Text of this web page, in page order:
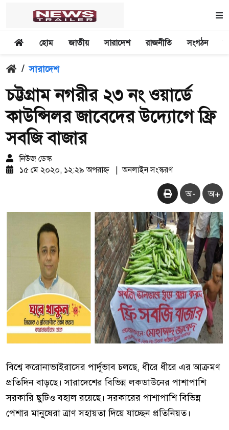
হোম জাতীয় সারাদেশ রাজনীতি সংগঠন
/ সারাদেশ
চট্টগ্রাম নগরীর ২৩ নং ওয়ার্ডে
কাউন্সিলর জাবেদের উদ্যোগে ফ্রি
সবজি বাজার
নিউজ ডেস্ক
১৫ মে ২০২০, ১২:২৯ অপরাহ্ন
অনলাইন সংস্করণ
অ- অ+
বিশ্বে করোনাভাইরাসের পার্দূভাব চলছে, ধীরে ধীরে এর আক্রমণ
প্রতিদিন বাড়ছে। সারাদেশের বিভিন্ন লকডাউনের পাশাপাশি
সরকারি ছুটিও বহাল রয়েছে। সরকারের পাশাপাশি বিভিন্ন
পেশার মানুষেরা ত্রাণ সহায়তা দিয়ে যাচ্ছেন প্রতিনিয়ত।